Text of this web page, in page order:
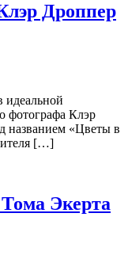
Дроппер
идеальной
фотографа Клэр
названием «Цветы в
[…]
Экерта